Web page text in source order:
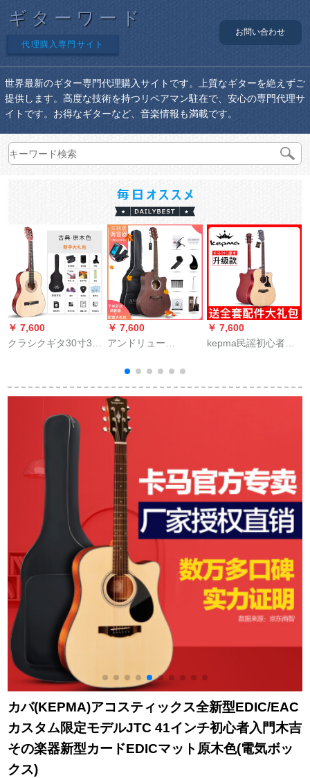
ギターワード
代理購入専門サイト
お問い合わせ
世界最新のギター専門代理購入サイトです。上質なギターを絶えずご
提供します。高度な技術を持つリペアマン駐在で、安心の専門代理サ
イトです。お得なギターなど、音楽情報も満載です。
￥ 7,600
クラシクギタ30寸34
礼包）34寸
￥ 7,600
アンドリュー
ィックス41インチギ
ター初心者入門男女
通用gitar 41インチ浮
世清歓+ビッグバッグ
￥ 7,600
kepma民謡初心者の
の金です。ka馬D 1 C
カバ(KEPMA)アコスティックス全新型EDIC/EAC
カスタム限定モデルJTC 41インチ初心者入門木吉
その楽器新型カードEDICマット原木色(電気ボッ
クス)